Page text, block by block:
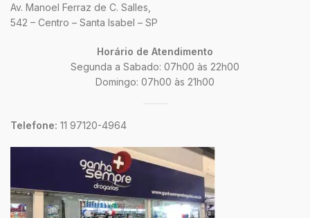
Av. Manoel Ferraz de C. Salles,
542 – Centro – Santa Isabel – SP
Horário de Atendimento
Segunda a Sabado: 07h00 às 22h00
Domingo: 07h00 às 21h00
Telefone: 11 97120-4964